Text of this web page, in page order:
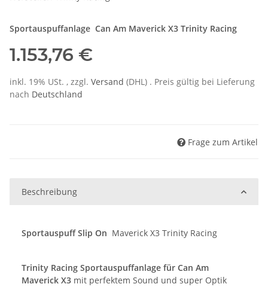
Sportauspuffanlage Can Am Maverick X3 Trinity Racing
1.153,76 €
inkl. 19% USt. , zzgl. Versand (DHL) . Preis gültig bei Lieferung
nach Deutschland
Frage zum Artikel
Beschreibung
Sportauspuff Slip On Maverick X3 Trinity Racing
Trinity Racing Sportauspuffanlage für Can Am
Maverick X3 mit perfektem Sound und super Optik